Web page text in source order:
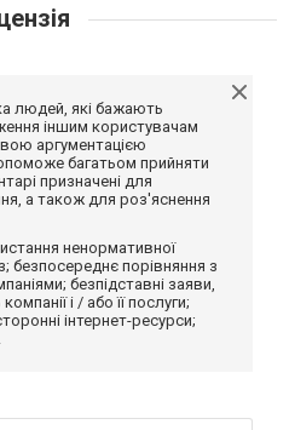
людей, які бажають
іншим користувачам
аргументацією
багатьом прийняти
призначені для
а також для роз'яснення
ненормативної
безпосереднє порівняння з
безпідставні заяви,
і / або її послуги;
інтернет-ресурси;